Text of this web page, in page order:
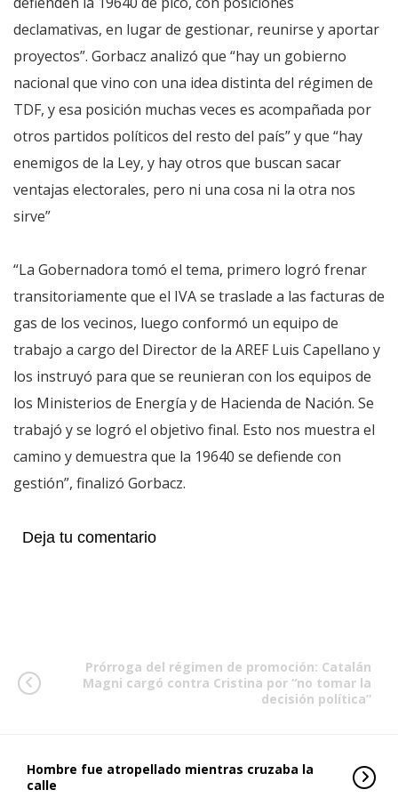
declamativas, en lugar de gestionar, reunirse y aportar
proyectos”. Gorbacz analizó que “hay un gobierno
nacional que vino con una idea distinta del régimen de
TDF, y esa posición muchas veces es acompañada por
otros partidos políticos del resto del país” y que “hay
enemigos de la Ley, y hay otros que buscan sacar
ventajas electorales, pero ni una cosa ni la otra nos
sirve”
“La Gobernadora tomó el tema, primero logró frenar
transitoriamente que el IVA se traslade a las facturas de
gas de los vecinos, luego conformó un equipo de
trabajo a cargo del Director de la AREF Luis Capellano y
los instruyó para que se reunieran con los equipos de
los Ministerios de Energía y de Hacienda de Nación. Se
trabajó y se logró el objetivo final. Esto nos muestra el
camino y demuestra que la 19640 se defiende con
gestión”, finalizó Gorbacz.
Deja tu comentario
Prórroga del régimen de promoción: Catalán
Magni cargó contra Cristina por “no tomar la
decisión política”
Hombre fue atropellado mientras cruzaba la
calle